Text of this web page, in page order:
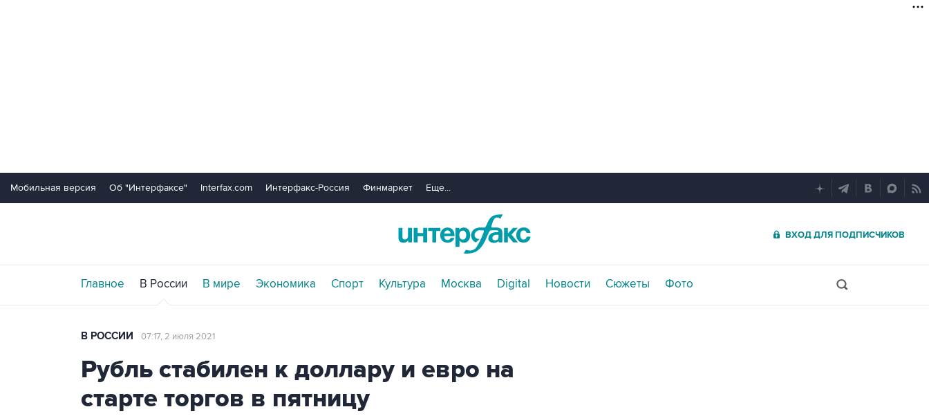
Мобильная версия Об "Интерфаксе" Interfax.com Интерфакс-Россия Финмаркет Еще...
ВХОД ДЛЯ ПОДПИСЧИКОВ
Главное В России В мире Экономика Спорт Культура Москва Digital Новости Сюжеты Фото
В РОССИИ 07:17, 2 июля 2021
Рубль стабилен к доллару и евро на
старте торгов в пятницу